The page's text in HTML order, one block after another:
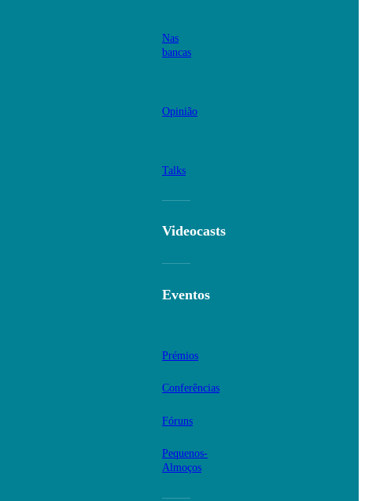
Nas
bancas
Opinião
Talks
Videocasts
Eventos
Prémios
Conferências
Fóruns
Pequenos-
Almoços